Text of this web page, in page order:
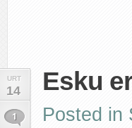
URT
14
1
Esku
Posted in